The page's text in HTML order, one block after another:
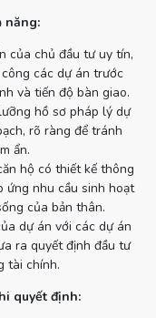
năng:
của chủ đầu tư uy tín,
các dự án trước
và tiến độ bàn giao.
hồ sơ pháp lý dự
rõ ràng để tránh
ẩn.
hộ có thiết kế thông
ứng nhu cầu sinh hoạt
của bản thân.
dự án với các dự án
ra quyết định đầu tư
tài chính.
quyết định: